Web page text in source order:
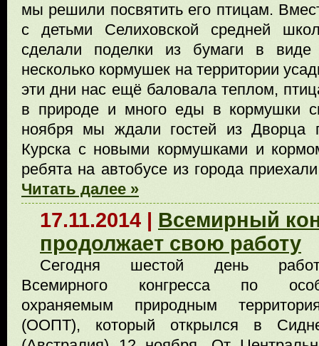
мы решили посвятить его птицам.
с детьми Селиховской средней
сделали поделки из бумаги в виде
несколько кормушек на территории
эти дни нас ещё баловала теплом,
в природе и много еды в кормушки
ноября мы ждали гостей из Дворца
Курска с новыми кормушками и
ребята на автобусе из города
Читать далее »
17.11.2014 | Всемирный
продолжает свою работу
Сегодня шестой день
Всемирного конгресса по
охраняемым природным
(ООПТ), который открылся в